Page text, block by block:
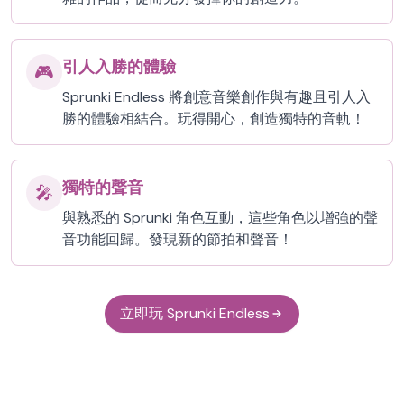
🎮 引人入勝的體驗
Sprunki Endless 將創意音樂創作與有趣且引人入
勝的體驗相結合。玩得開心，創造獨特的音軌！
🎤 獨特的聲音
與熟悉的 Sprunki 角色互動，這些角色以增強的聲
音功能回歸。發現新的節拍和聲音！
立即玩 Sprunki Endless